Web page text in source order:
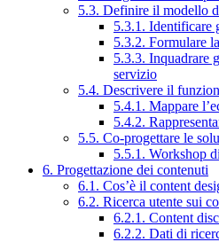
5.3. Definire il modello
5.3.1. Identificare
5.3.2. Formulare
5.3.3. Inquadrare
servizio
5.4. Descrivere il
5.4.1. Mappare
5.4.2.
5.5. Co-progettare le
5.5.1. Workshop
6. Progettazione dei contenuti
6.1. Cos’è il content
6.2. Ricerca utente sui
6.2.1. Content
6.2.2. Dati di